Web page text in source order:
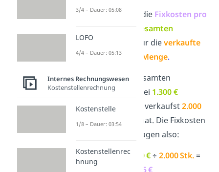
Dabei stehtk für die Fixkosten pro
gesamten
Fixkosten
für dieverkaufte
oder produzierte Menge.
Beispiel: Deine gesamten
Fixkostenliegen bei 1.300 €
monatlich, und du verkaufst2.000
Kugeln Eis im Monat. Die Fixkosten
pro Kugel Eis betragen also:
k = K÷ x =1.300 €÷2.000 Stk.=
0,65 €
3/4 – Dauer: 05:08
LOFO
4/4 – Dauer: 05:13
Internes Rechnungswesen
Kostenstellenrechnung
Kostenstelle
1/8 – Dauer: 03:54
Kostenstellenrec
hnung